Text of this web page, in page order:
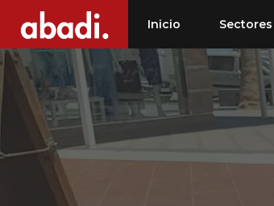
contenido
Inicio Sectores